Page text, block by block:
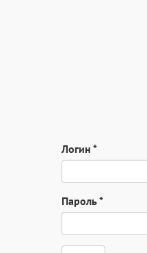
Логин *
Пароль*